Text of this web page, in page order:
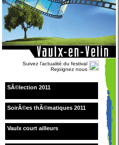
Suivez l'actualité du festival
Rejoignez nous
SÃ©lection 2011
SoirÃ©es thÃ©matiques 2011
Vaulx court ailleurs